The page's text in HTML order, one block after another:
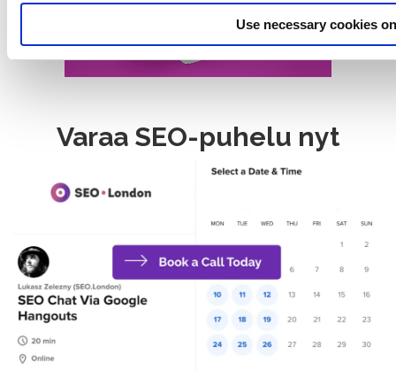
Use necessary cookies
Varaa SEO-puhelu nyt